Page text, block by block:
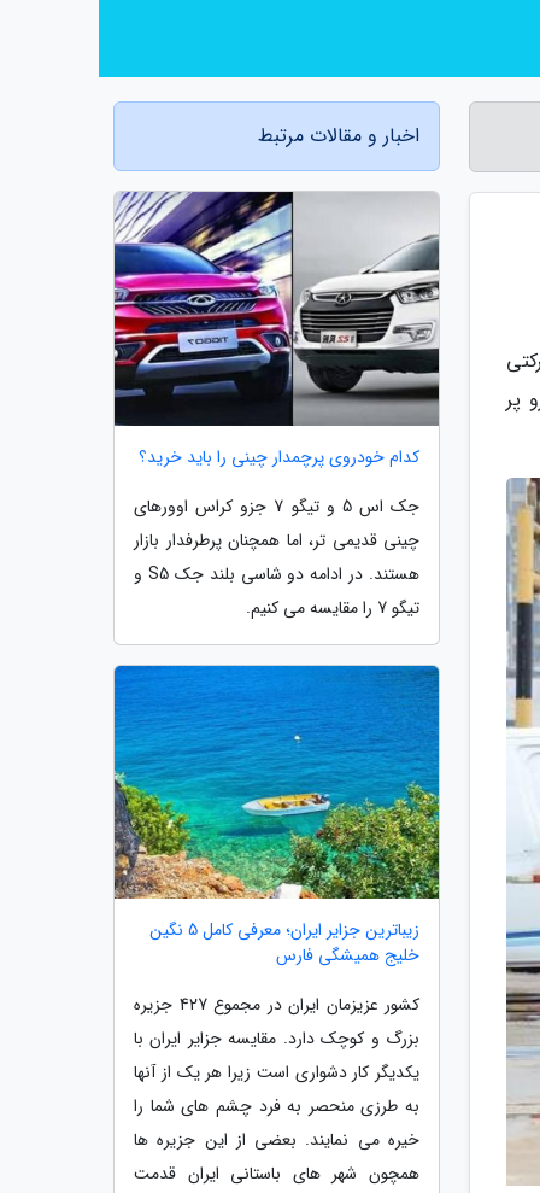
اگر باک 60 لیتری خودرو پر
اخبار و مقالات مرتبط
کدام خودروی پرچمدار چینی را باید خرید؟
جک اس 5 و تیگو 7 جزو کراس اوورهای
چینی قدیمی تر، اما همچنان پرطرفدار بازار
هستند. در ادامه دو شاسی بلند جک S5 و
تیگو 7 را مقایسه می کنیم.
زیباترین جزایر ایران؛ معرفی کامل 5 نگین
خلیج همیشگی فارس
کشور عزیزمان ایران در مجموع 427 جزیره
بزرگ و کوچک دارد. مقایسه جزایر ایران با
یکدیگر کار دشواری است زیرا هر یک از آنها
به طرزی منحصر به فرد چشم های شما را
خیره می نمایند. بعضی از این جزیره ها
همچون شهر های باستانی ایران قدمت